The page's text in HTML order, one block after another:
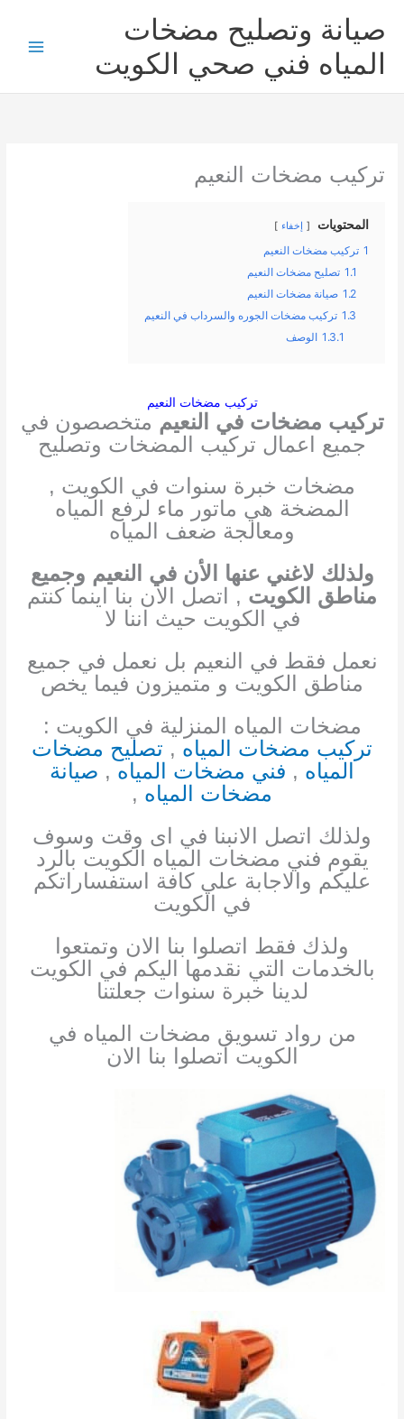
المحتوى
صيانة وتصليح مضخات
المياه فني صحي الكويت
تركيب مضخات النعيم
المحتويات إخفاء
1 تركيب مضخات النعيم
1.1 تصليح مضخات النعيم
1.2 صيانة مضخات النعيم
1.3 تركيب مضخات الجوره والسرداب في النعيم
1.3.1 الوصف
تركيب مضخات النعيم
تركيب مضخات في النعيم متخصصون في
جميع اعمال تركيب المضخات وتصليح
مضخات خبرة سنوات في الكويت ,
المضخة هي ماتور ماء لرفع المياه
ومعالجة ضعف المياه
ولذلك لاغني عنها الأن في النعيم وجميع
مناطق الكويت , اتصل الان بنا اينما كنتم
في الكويت حيث اننا لا
نعمل فقط في النعيم بل نعمل في جميع
مناطق الكويت و متميزون فيما يخص
مضخات المياه المنزلية في الكويت :
تركيب مضخات المياه , تصليح مضخات
المياه , فني مضخات المياه , صيانة
مضخات المياه ,
ولذلك اتصل الانبنا في اى وقت وسوف
يقوم فني مضخات المياه الكويت بالرد
عليكم والاجابة علي كافة استفساراتكم
في الكويت
ولذك فقط اتصلوا بنا الان وتمتعوا
بالخدمات التي نقدمها اليكم في الكويت
لدينا خبرة سنوات جعلتنا
من رواد تسويق مضخات المياه في
الكويت اتصلوا بنا الان